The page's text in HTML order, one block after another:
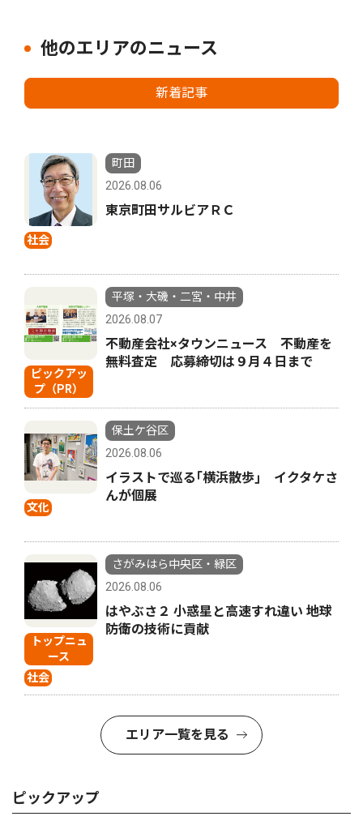
他のエリアのニュース
新着記事
社会
町田
2026.08.06
東京町田サルビアＲＣ
ピックアッ
プ（PR）
平塚・大磯・二宮・中井
2026.08.07
不動産会社×タウンニュース 不動産を
無料査定 応募締切は９月４日まで
文化
保土ケ谷区
2026.08.06
イラストで巡る｢横浜散歩｣ イクタケさ
んが個展
トップニュ
ース
社会
さがみはら中央区・緑区
2026.08.06
はやぶさ２ 小惑星と高速すれ違い 地球
防衛の技術に貢献
エリア一覧を見る
ピックアップ